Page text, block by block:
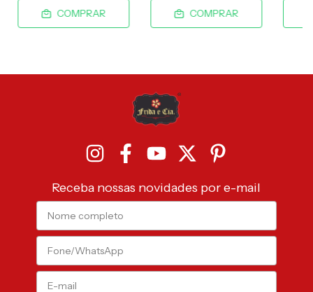
COMPRAR COMPRAR
Receba nossas novidades por e-mail